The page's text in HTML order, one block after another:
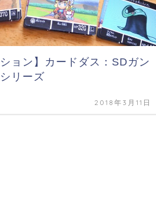
ション】カードダス：SDガン
リーズ
2018年3月11日